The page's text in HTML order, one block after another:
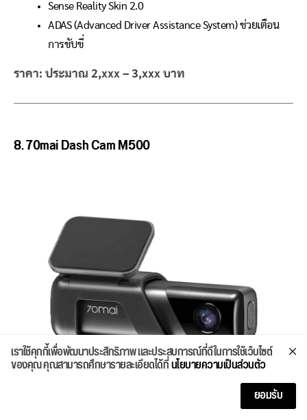
Sense Reality Skin 2.0
ADAS (Advanced Driver Assistance System) ช่วยเตือน
การขับขี่
ราคา: ประมาณ 2,xxx – 3,xxx บาท
8. 70mai Dash Cam M500
เราใช้คุกกี้เพื่อพัฒนาประสิทธิภาพ และประสบการณ์ที่ดีในการใช้เว็บไซต์
ของคุณ คุณสามารถศึกษารายละเอียดได้ที่นโยบายความเป็นส่วนตัว
ยอมรับ